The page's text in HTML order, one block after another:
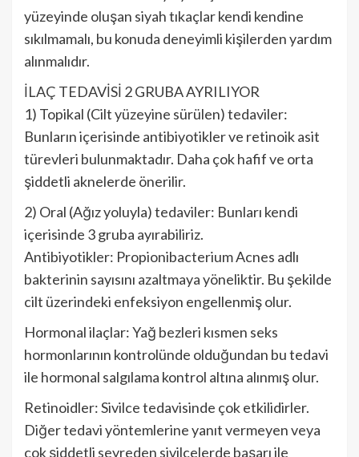
yüzeyinde oluşan siyah tıkaçlar kendi kendine
sıkılmamalı, bu konuda deneyimli kişilerden yardım
alınmalıdır.
İLAÇ TEDAVİSİ 2 GRUBA AYRILIYOR
1) Topikal (Cilt yüzeyine sürülen) tedaviler:
Bunların içerisinde antibiyotikler ve retinoik asit
türevleri bulunmaktadır. Daha çok hafif ve orta
şiddetli aknelerde önerilir.
2) Oral (Ağız yoluyla) tedaviler: Bunları kendi
içerisinde 3 gruba ayırabiliriz.
Antibiyotikler: Propionibacterium Acnes adlı
bakterinin sayısını azaltmaya yöneliktir. Bu şekilde
cilt üzerindeki enfeksiyon engellenmiş olur.
Hormonal ilaçlar: Yağ bezleri kısmen seks
hormonlarının kontrolünde olduğundan bu tedavi
ile hormonal salgılama kontrol altına alınmış olur.
Retinoidler: Sivilce tedavisinde çok etkilidirler.
Diğer tedavi yöntemlerine yanıt vermeyen veya
çok şiddetli seyreden sivilcelerde başarı ile